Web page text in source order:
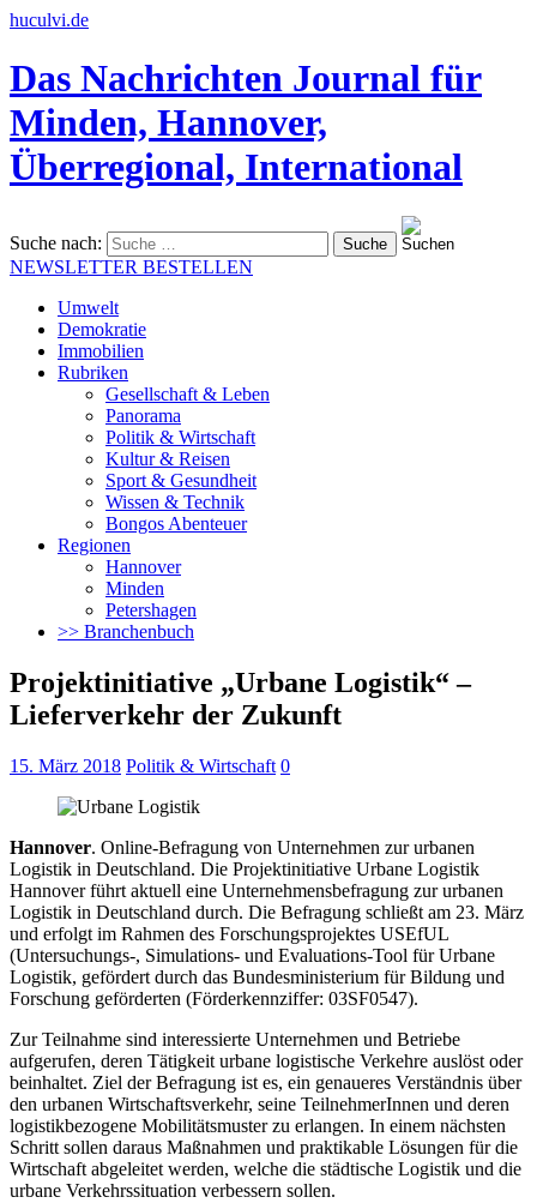
huculvi.de
Das Nachrichten Journal für
Minden, Hannover,
Überregional, International
Suche nach:
NEWSLETTER BESTELLEN
Umwelt
Demokratie
Immobilien
Rubriken
Gesellschaft & Leben
Panorama
Politik & Wirtschaft
Kultur & Reisen
Sport & Gesundheit
Wissen & Technik
Bongos Abenteuer
Regionen
Hannover
Minden
Petershagen
>> Branchenbuch
Projektinitiative „Urbane Logistik“ –
Lieferverkehr der Zukunft
15. März 2018 Politik & Wirtschaft 0
Hannover. Online-Befragung von Unternehmen zur urbanen
Logistik in Deutschland. Die Projektinitiative Urbane Logistik
Hannover führt aktuell eine Unternehmensbefragung zur urbanen
Logistik in Deutschland durch. Die Befragung schließt am 23. März
und erfolgt im Rahmen des Forschungsprojektes USEfUL
(Untersuchungs-, Simulations- und Evaluations-Tool für Urbane
Logistik, gefördert durch das Bundesministerium für Bildung und
Forschung geförderten (Förderkennziffer: 03SF0547).
Zur Teilnahme sind interessierte Unternehmen und Betriebe
aufgerufen, deren Tätigkeit urbane logistische Verkehre auslöst oder
beinhaltet. Ziel der Befragung ist es, ein genaueres Verständnis über
den urbanen Wirtschaftsverkehr, seine TeilnehmerInnen und deren
logistikbezogene Mobilitätsmuster zu erlangen. In einem nächsten
Schritt sollen daraus Maßnahmen und praktikable Lösungen für die
Wirtschaft abgeleitet werden, welche die städtische Logistik und die
urbane Verkehrssituation verbessern sollen.